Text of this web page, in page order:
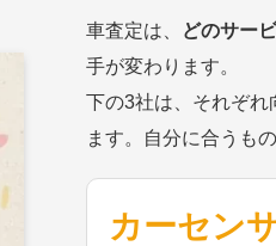
車査定は、 どのサー
手が変わります。
下の3社は、それぞれ
ます。自分に合うも
カーセン